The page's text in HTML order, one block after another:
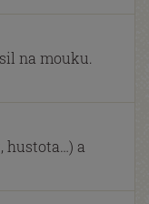
na mouku.
hustota…) a